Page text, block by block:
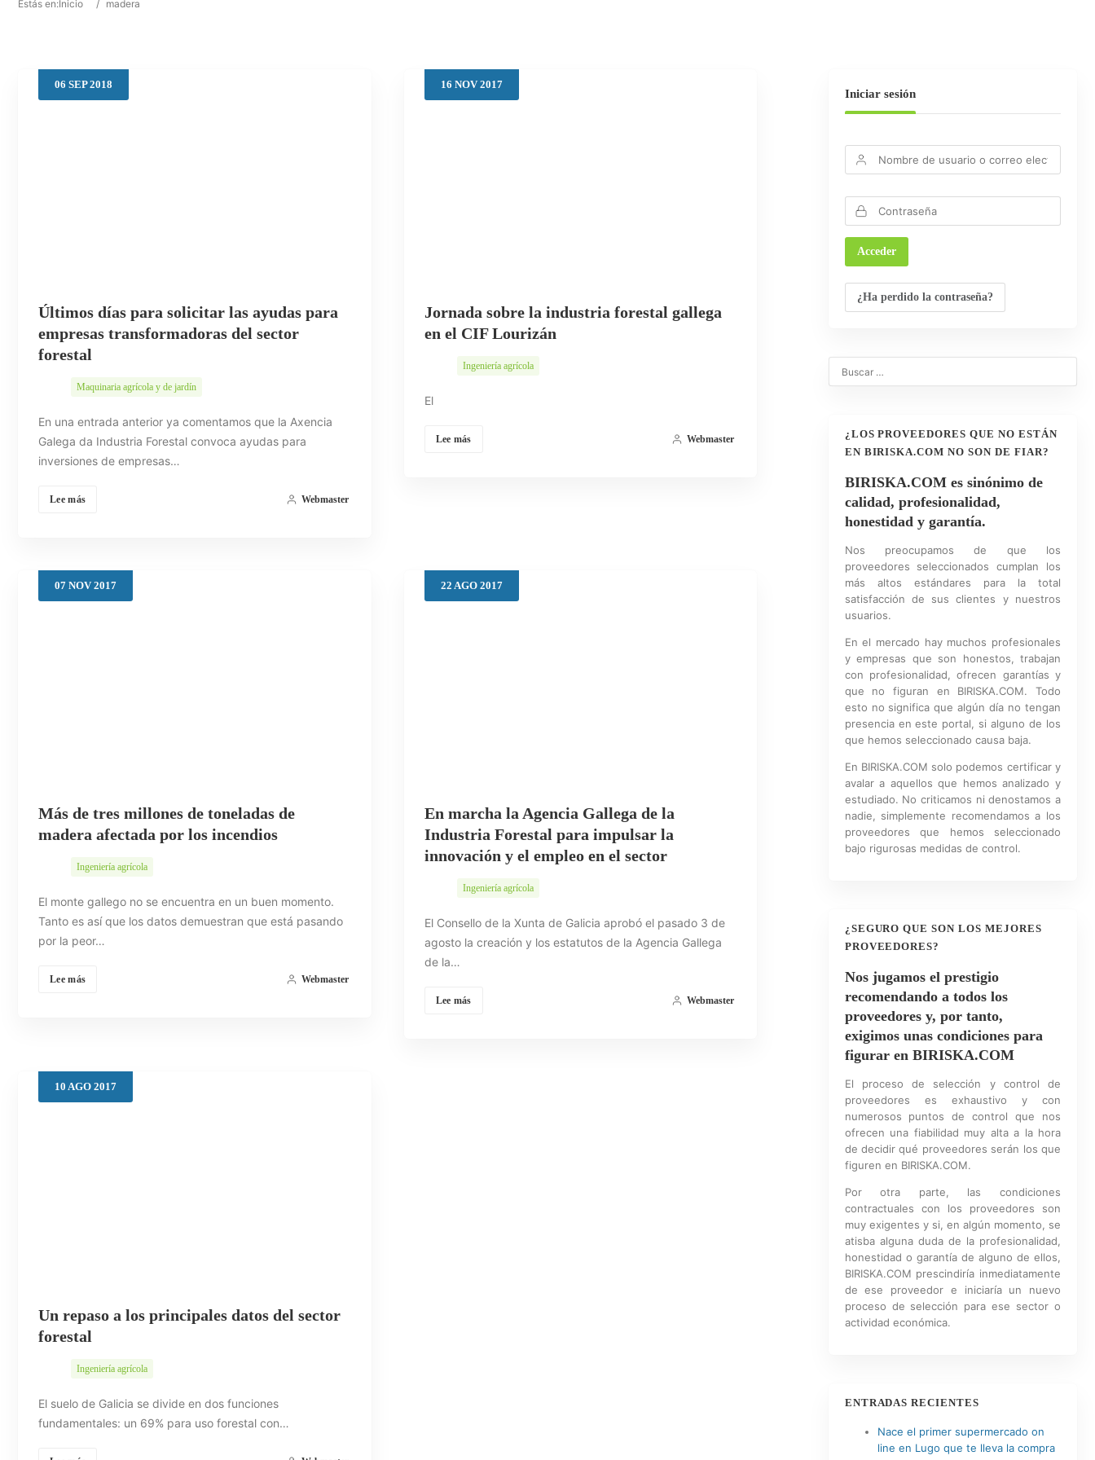
Estás en:Inicio / madera
06 SEP2018
Últimos días para solicitar las ayudas para
empresas transformadoras del sector
forestal
Maquinaria agrícola y de jardín
En una entrada anterior ya comentamos que la Axencia
Galega da Industria Forestal convoca ayudas para
inversiones de empresas…
Lee más Webmaster
16 NOV2017
Jornada sobre la industria forestal gallega
en el CIF Lourizán
Ingeniería agrícola
El
Lee más Webmaster
07 NOV2017
Más de tres millones de toneladas de
madera afectada por los incendios
Ingeniería agrícola
El monte gallego no se encuentra en un buen momento.
Tanto es así que los datos demuestran que está pasando
por la peor…
Lee más Webmaster
22 AGO 2017
En marcha la Agencia Gallega de la
Industria Forestal para impulsar la
innovación y el empleo en el sector
Ingeniería agrícola
El Consello de la Xunta de Galicia aprobó el pasado 3 de
agosto la creación y los estatutos de la Agencia Gallega
de la…
Lee más Webmaster
10 AGO 2017
Un repaso a los principales datos del sector
forestal
Ingeniería agrícola
El suelo de Galicia se divide en dos funciones
fundamentales: un 69% para uso forestal con…
Iniciar sesión
¿Ha perdido la contraseña?
¿LOS PROVEEDORES QUE NO ESTÁN
EN BIRISKA.COM NO SON DE FIAR?
BIRISKA.COM es sinónimo de
calidad, profesionalidad,
honestidad y garantía.
Nos preocupamos de que los
proveedores seleccionados cumplan los
más altos estándares para la total
satisfacción de sus clientes y nuestros
usuarios.
En el mercado hay muchos profesionales
y empresas que son honestos, trabajan
con profesionalidad, ofrecen garantías y
que no figuran en BIRISKA.COM. Todo
esto no significa que algún día no tengan
presencia en este portal, si alguno de los
que hemos seleccionado causa baja.
En BIRISKA.COM solo podemos certificar y
avalar a aquellos que hemos analizado y
estudiado. No criticamos ni denostamos a
nadie, simplemente recomendamos a los
proveedores que hemos seleccionado
bajo rigurosas medidas de control.
¿SEGURO QUE SON LOS MEJORES
PROVEEDORES?
Nos jugamos el prestigio
recomendando a todos los
proveedores y, por tanto,
exigimos unas condiciones para
figurar en BIRISKA.COM
El proceso de selección y control de
proveedores es exhaustivo y con
numerosos puntos de control que nos
ofrecen una fiabilidad muy alta a la hora
de decidir qué proveedores serán los que
figuren en BIRISKA.COM.
Por otra parte, las condiciones
contractuales con los proveedores son
muy exigentes y si, en algún momento, se
atisba alguna duda de la profesionalidad,
honestidad o garantía de alguno de ellos,
BIRISKA.COM prescindiría inmediatamente
de ese proveedor e iniciaría un nuevo
proceso de selección para ese sector o
actividad económica.
ENTRADAS RECIENTES
Nace el primer supermercado on
line en Lugo que te lleva la compra